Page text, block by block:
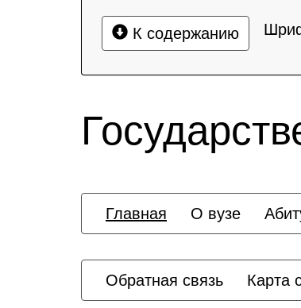
К содержанию
Главная О вузе
Обратная связь Карта